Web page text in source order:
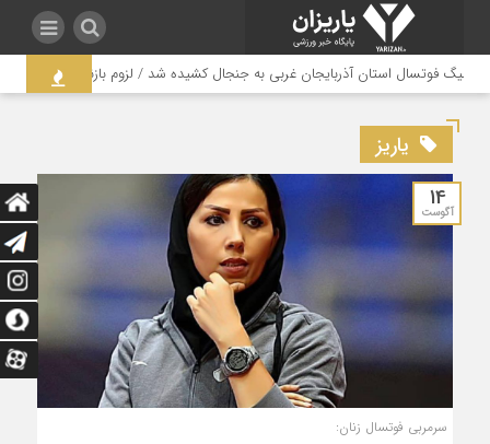
لیگ فوتسال استان آذربایجان غربی به جنجال کشیده شد / لزوم بازنگری در ساختار
یاریز
14
آگوست
سرمربی فوتسال زنان: